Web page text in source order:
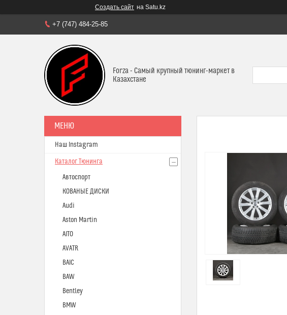
Создать сайт на Satu.kz
+7 (747) 484-25-85
Forza - Самый крупный тюнинг-маркет в
Казахстане
Наш Instagram
Каталог Тюнинга
Автоспорт
КОВАНЫЕ ДИСКИ
Audi
Aston Martin
AITO
AVATR
BAIC
BAW
Bentley
BMW